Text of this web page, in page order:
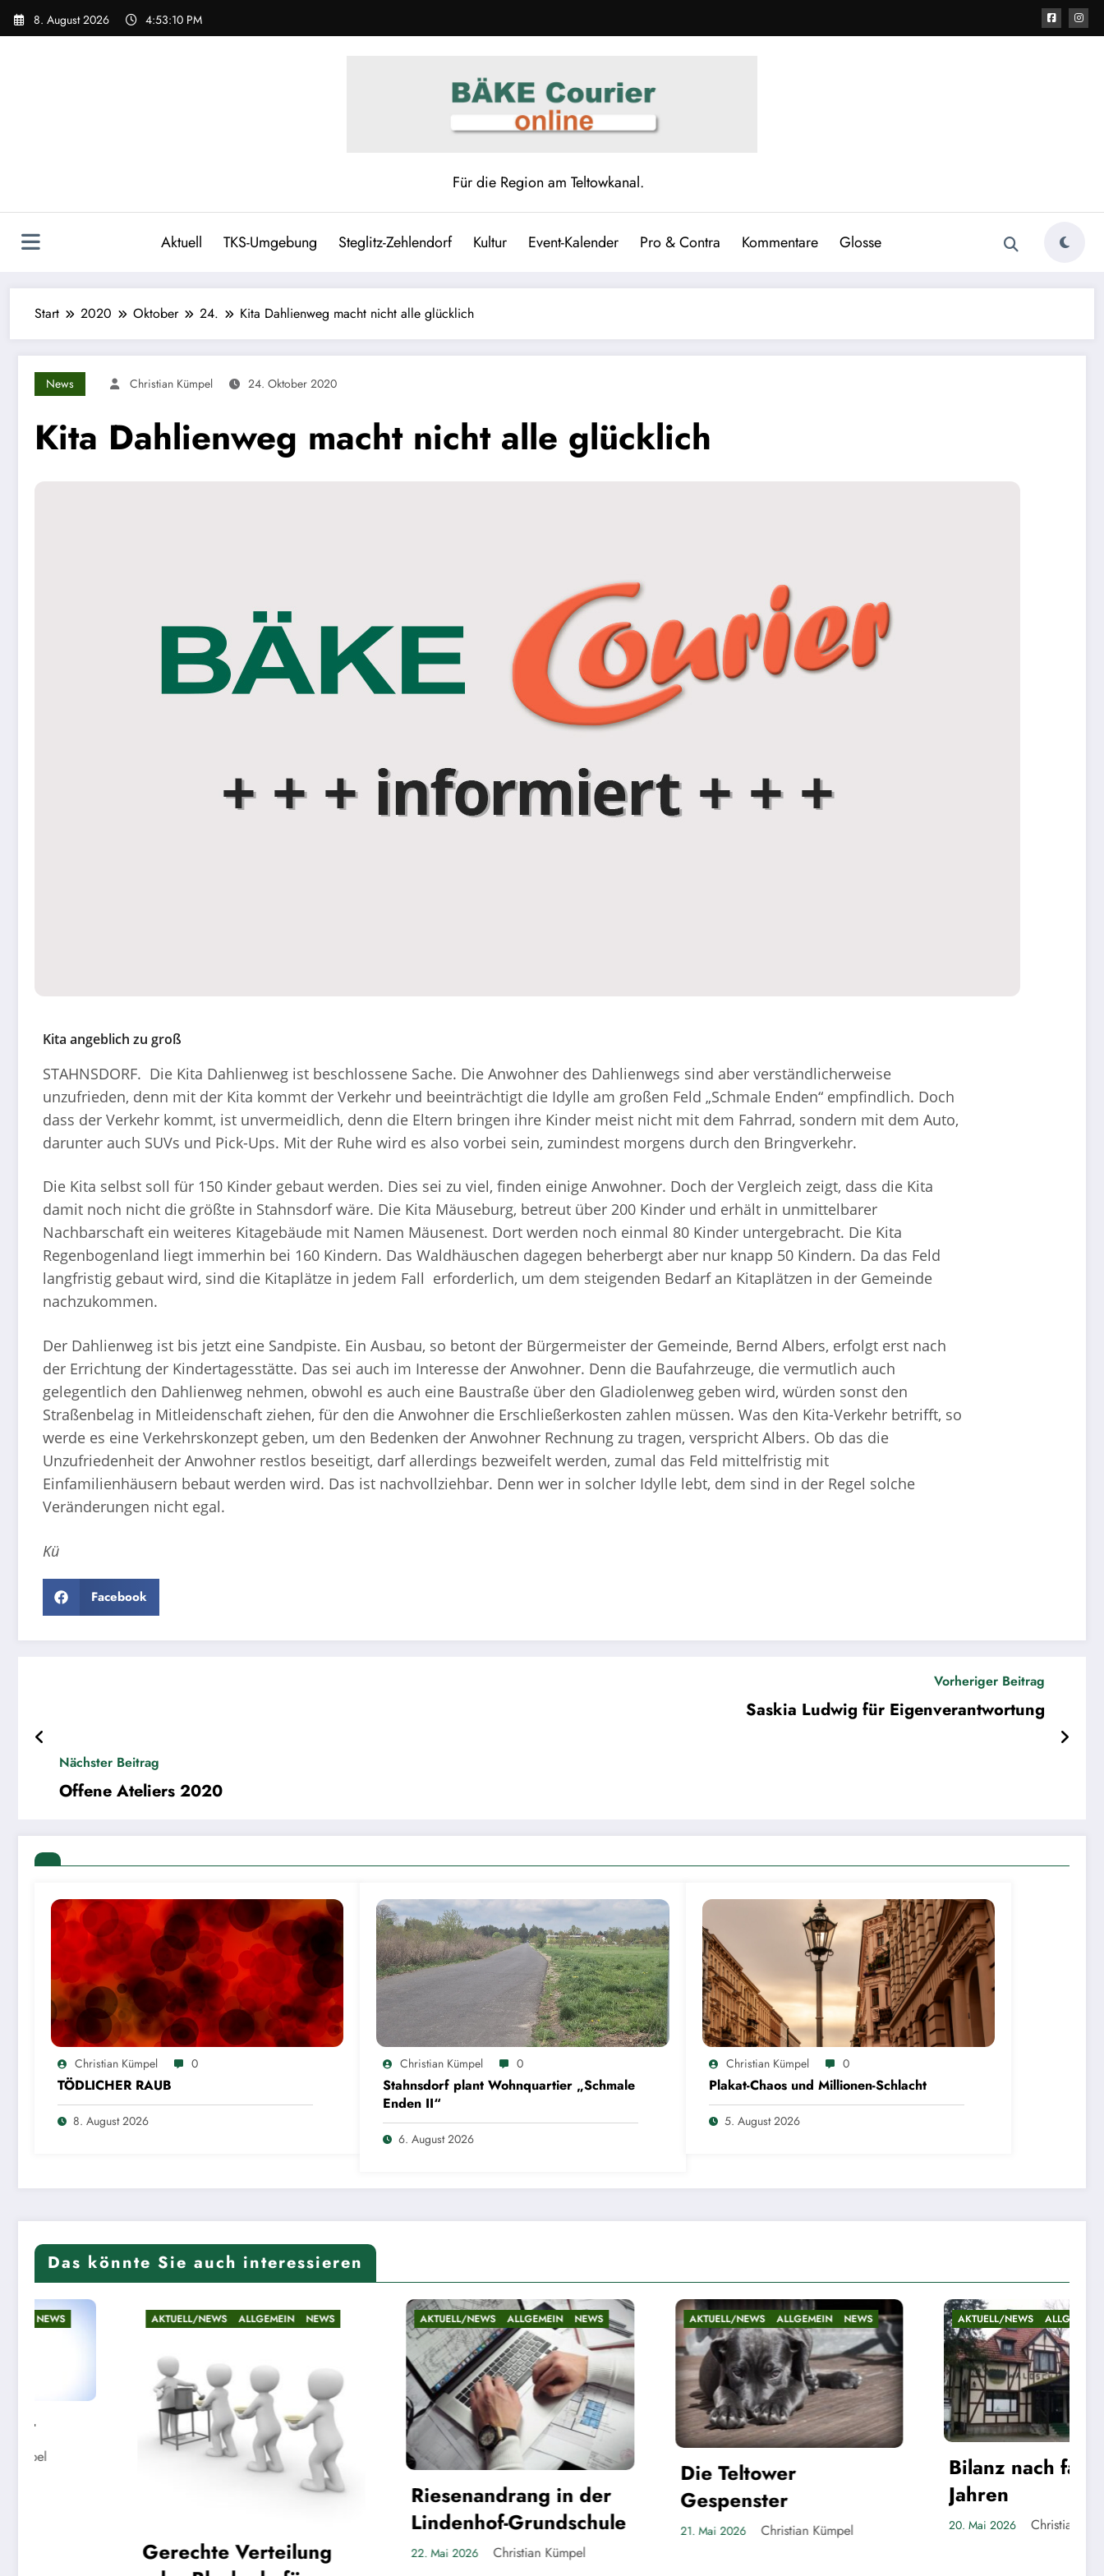
8. August 2026 4:53:11 PM
Für die Region am Teltowkanal.
Aktuell TKS-Umgebung Steglitz-Zehlendorf Kultur Event-Kalender Pro & Contra Kommentare Glosse
Start 2020 Oktober 24. Kita Dahlienweg macht nicht alle glücklich
News Christian Kümpel 24. Oktober 2020
Kita Dahlienweg macht nicht alle glücklich
Kita angeblich zu groß
STAHNSDORF. Die Kita Dahlienweg ist beschlossene Sache. Die Anwohner des Dahlienwegs sind aber verständlicherweise
unzufrieden, denn mit der Kita kommt der Verkehr und beeinträchtigt die Idylle am großen Feld „Schmale Enden“ empfindlich. Doch
dass der Verkehr kommt, ist unvermeidlich, denn die Eltern bringen ihre Kinder meist nicht mit dem Fahrrad, sondern mit dem Auto,
darunter auch SUVs und Pick-Ups. Mit der Ruhe wird es also vorbei sein, zumindest morgens durch den Bringverkehr.
Die Kita selbst soll für 150 Kinder gebaut werden. Dies sei zu viel, finden einige Anwohner. Doch der Vergleich zeigt, dass die Kita
damit noch nicht die größte in Stahnsdorf wäre. Die Kita Mäuseburg, betreut über 200 Kinder und erhält in unmittelbarer
Nachbarschaft ein weiteres Kitagebäude mit Namen Mäusenest. Dort werden noch einmal 80 Kinder untergebracht. Die Kita
Regenbogenland liegt immerhin bei 160 Kindern. Das Waldhäuschen dagegen beherbergt aber nur knapp 50 Kindern. Da das Feld
langfristig gebaut wird, sind die Kitaplätze in jedem Fall erforderlich, um dem steigenden Bedarf an Kitaplätzen in der Gemeinde
nachzukommen.
Der Dahlienweg ist bis jetzt eine Sandpiste. Ein Ausbau, so betont der Bürgermeister der Gemeinde, Bernd Albers, erfolgt erst nach
der Errichtung der Kindertagesstätte. Das sei auch im Interesse der Anwohner. Denn die Baufahrzeuge, die vermutlich auch
gelegentlich den Dahlienweg nehmen, obwohl es auch eine Baustraße über den Gladiolenweg geben wird, würden sonst den
Straßenbelag in Mitleidenschaft ziehen, für den die Anwohner die Erschließerkosten zahlen müssen. Was den Kita-Verkehr betrifft, so
werde es eine Verkehrskonzept geben, um den Bedenken der Anwohner Rechnung zu tragen, verspricht Albers. Ob das die
Unzufriedenheit der Anwohner restlos beseitigt, darf allerdings bezweifelt werden, zumal das Feld mittelfristig mit
Einfamilienhäusern bebaut werden wird. Das ist nachvollziehbar. Denn wer in solcher Idylle lebt, dem sind in der Regel solche
Veränderungen nicht egal.
Kü
Facebook
Vorheriger Beitrag
Saskia Ludwig für Eigenverantwortung
Nächster Beitrag
Offene Ateliers 2020
Christian Kümpel 0
TÖDLICHER RAUB
8. August 2026
Christian Kümpel 0
Stahnsdorf plant Wohnquartier „Schmale
Enden II“
6. August 2026
Christian Kümpel 0
Plakat-Chaos und Millionen-Schlacht
5. August 2026
Das könnte Sie auch interessieren
AKTUELL/NEWS ALLGEMEIN NEWS
Gerechte Verteilung
AKTUELL/NEWS ALLGEMEIN NEWS
Riesenandrang in der
Lindenhof-Grundschule
22. Mai 2026 Christian Kümpel
AKTUELL/NEWS ALLGEMEIN NEWS
Die Teltower
Gespenster
21. Mai 2026 Christian Kümpel
AKTUELL/NEWS ALLGEMEIN NEWS
Bilanz nach fast fünf
20. Mai 2026 Christian Kümpel